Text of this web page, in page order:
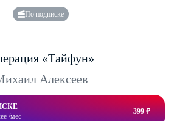
По подписке
«Тайфун»
Алексеев
/мес
399 ₽